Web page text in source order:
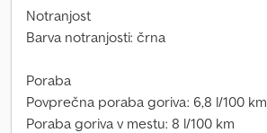
Notranjost
Barva notranjosti: črna
Poraba
Povprečna poraba goriva: 6,8 l/100 km
Poraba goriva v mestu: 8 l/100 km